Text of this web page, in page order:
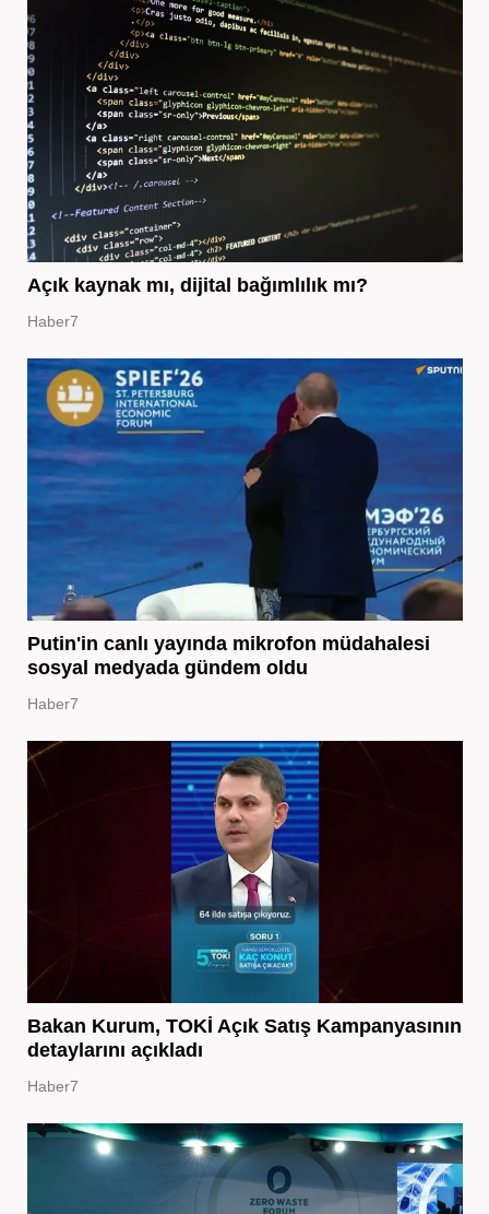
Açık kaynak mı, dijital bağımlılık mı?
Haber7
Putin'in canlı yayında mikrofon müdahalesi
sosyal medyada gündem oldu
Haber7
Bakan Kurum, TOKİ Açık Satış Kampanyasının
detaylarını açıkladı
Haber7